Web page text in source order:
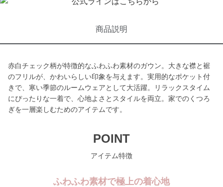
商品説明
赤白チェック柄が特徴的なふわふわ素材のガウン。大きな襟と裾
のフリルが、かわいらしい印象を与えます。実用的なポケット付
きで、寒い季節のルームウェアとして大活躍。リラックスタイム
にぴったりな一着で、心地よさとスタイルを両立。家でのくつろ
ぎを一層楽しむためのアイテムです。
POINT
アイテム特徴
ふわふわ素材で極上の着心地